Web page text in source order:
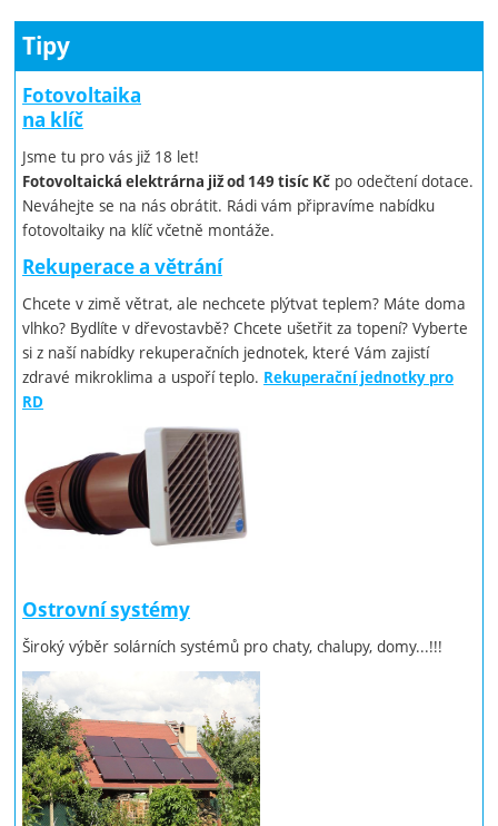
Tipy
Fotovoltaika
na klíč
Jsme tu pro vás již 18 let!
Fotovoltaická elektrárna již od 149 tisíc Kč po odečtení dotace.
Neváhejte se na nás obrátit. Rádi vám připravíme nabídku
fotovoltaiky na klíč včetně montáže.
Rekuperace a větrání
Chcete v zimě větrat, ale nechcete plýtvat teplem? Máte doma
vlhko? Bydlíte v dřevostavbě? Chcete ušetřit za topení? Vyberte
si z naší nabídky rekuperačních jednotek, které Vám zajistí
zdravé mikroklima a uspoří teplo. Rekuperační jednotky pro
RD
Ostrovní systémy
Široký výběr solárních systémů pro chaty, chalupy, domy...!!!